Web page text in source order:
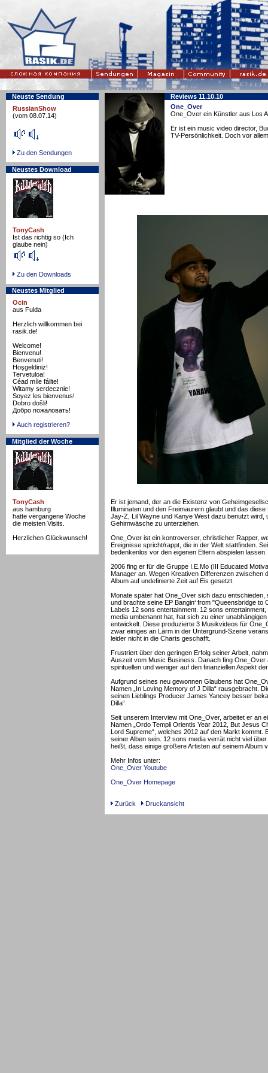
Neuste Sendung
RussianShow
(vom 08.07.14)
Zu den Sendungen
Neustes Download
TonyCash
Ist das richtig so (Ich
glaube nein)
Zu den Downloads
Neustes Mitglied
Ocin
aus Fulda
Herzlich willkommen bei
rasik.de!
Welcome!
Bienvenu!
Benvenuti!
Hoşgeldiniz!
Tervetuloa!
Céad míle fáilte!
Witamy serdecznie!
Soyez les bienvenus!
Dobro došli!
Добро пожаловать!
Auch registrieren?
Mitglied der Woche
TonyCash
aus hamburg
hatte vergangene Woche
die meisten Visits.
Herzlichen Glückwunsch!
Reviews 11.10.10
One_Over
One_Over ein Künstler aus Los
Er ist ein music video director,
TV-Persönlichkeit. Doch vor
Er ist jemand, der an die Existenz von
Illuminaten und den Freimaurern glaubt und das
Jay-Z, Lil Wayne und Kanye West dazu benutzt wird,
Gehirnwäsche zu unterziehen.
One_Over ist ein kontroverser, christlicher Rapper,
Ereignisse spricht/rappt, die in der Welt stattfinden.
bedenkenlos vor den eigenen Eltern abspielen lassen.
2006 fing er für die Gruppe I.E.Mo (III Educated
Manager an. Wegen Kreativen Differenzen zwischen
Album auf undefinierte Zeit auf Eis gesetzt.
Monate später hat One_Over sich dazu entschieden,
und brachte seine EP Bangin‘ from "Queensbridge to
Labels 12 sons entertainment. 12 sons
media umbenannt hat, hat sich zu einer
entwickelt. Diese produzierte 3 Musikvideos für
zwar einiges an Lärm in der Untergrund-Szene
leider nicht in die Charts geschafft.
Frustriert über den geringen Erfolg seiner Arbeit,
Auszeit vom Music Business. Danach fing One_Over
spirituellen und weniger auf den finanziellen Aspekt
Aufgrund seines neu gewonnen Glaubens hat
Namen „In Loving Memory of J Dilla“ rausgebracht.
seinen Lieblings Producer James Yancey besser
Dilla“.
Seit unserem Interview mit One_Over, arbeitet er an
Namen „Ordo Templi Orientis Year 2012, But Jesus
Lord Supreme“, welches 2012 auf den Markt kommt.
seiner Alben sein. 12 sons media verrät nicht viel
heißt, dass einige größere Artisten auf seinem Album
Mehr Infos unter:
One_Over Youtube
One_Over Homepage
Zurück Druckansicht